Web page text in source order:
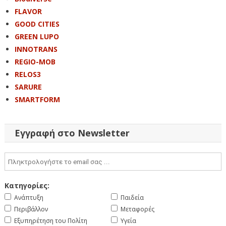
FLAVOR
GOOD CITIES
GREEN LUPO
INNOTRANS
REGIO-MOB
RELOS3
SARURE
SMARTFORM
Εγγραφή στο Newsletter
Κατηγορίες:
Ανάπτυξη
Περιβάλλον
Εξυπηρέτηση του Πολίτη
Παιδεία
Μεταφορές
Υγεία